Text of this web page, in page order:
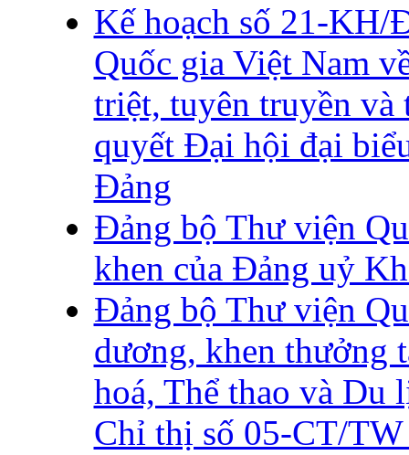
Kế hoạch số 21-
Quốc gia Việt Nam
triệt, tuyên truyền
quyết Đại hội đại
Đảng
Đảng bộ Thư viện
khen của Đảng uỷ
Đảng bộ Thư viện
dương, khen thưởng
hoá, Thể thao và Du
Chỉ thị số 05-CT/